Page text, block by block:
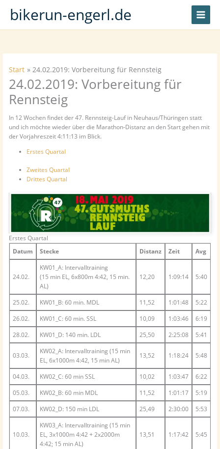
Inhalt
springenbikerun-engerl.de
Start 24.02.2019: Vorbereitung für Rennsteig
24.02.2019: Vorbereitung für
Rennsteig
In 12 Wochen findet der 47. Rennsteig-Lauf in Neuhaus/Thüringen statt
und ich möchte wieder über die Marathon-Distanz an den Start gehen mit
der Vorjahreszeit 4:11:13 im Blick.
Erstes Quartal
Zweites Quartal
Drittes Quartal
Erstes Quartal
Datum
Stecke Distanz Zeit Avg
24.02.
KW01_A: Intervalltraining
(15 min EL, 6x800m 4:42, 15 min.
AL)
12,20 1:09:14 5:40
25.02. KW01_B: 60 min. MDL 11,52 1:01:48
5:22
26.02.
KW01_C: 60 min. SSL 10,09 1:03:46
6:19
28.02.
KW01_D: 140 min. LDL 25,50 2:25:08 5:41
03.03.
KW02_A: Intervalltraining (15 min
EL, 6x1000m 4:42, 15 min AL)
13,52 1:18:24 5:48
04.03. KW02_C: 60 min SSL 10,02 1:03:47
6:22
05.03.
KW02_B: 60 min MDL 11,52 1:01:17
5:19
07.03.
KW02_D: 150 min LDL 25,49 2:30:00 5:53
10.03.
KW03_A: Intervalltraining (15 min
EL, 3x1000m 4:42 + 2x2000m
4:42; 15 min AL)
13,51 1:17:42 5:45